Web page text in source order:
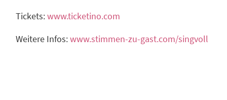
Tickets:www.ticketino.com
Weitere Infos:www.stimmen-zu-gast.com/singvoll